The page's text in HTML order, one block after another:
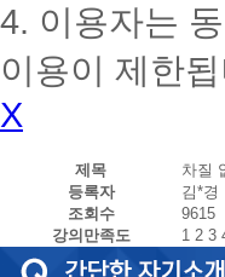
4. 이용자는
이용이 제한
X
제목
차질
등록자
김*경
조회수
9615
강의만족도
1 2 3